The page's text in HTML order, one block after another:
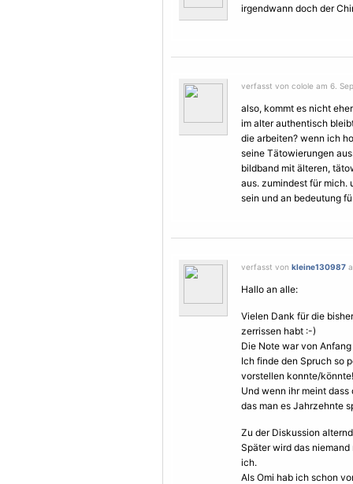
irgendwann doch der
verfasst von colole am 6.
also, kommt es nicht
im alter authentisch
die arbeiten? wenn ich
seine Tätowierungen
bildband mit älteren,
aus. zumindest für mich.
sein und an bedeutung
verfasst von kleine130987
Hallo an alle:
Vielen Dank für die
zerrissen habt :-)
Die Note war von
Ich finde den Spruch so
vorstellen konnte/könnte!
Und wenn ihr meint dass
das man es Jahrzehnte
Zu der Diskussion
Später wird das
ich.
Als Omi hab ich schon